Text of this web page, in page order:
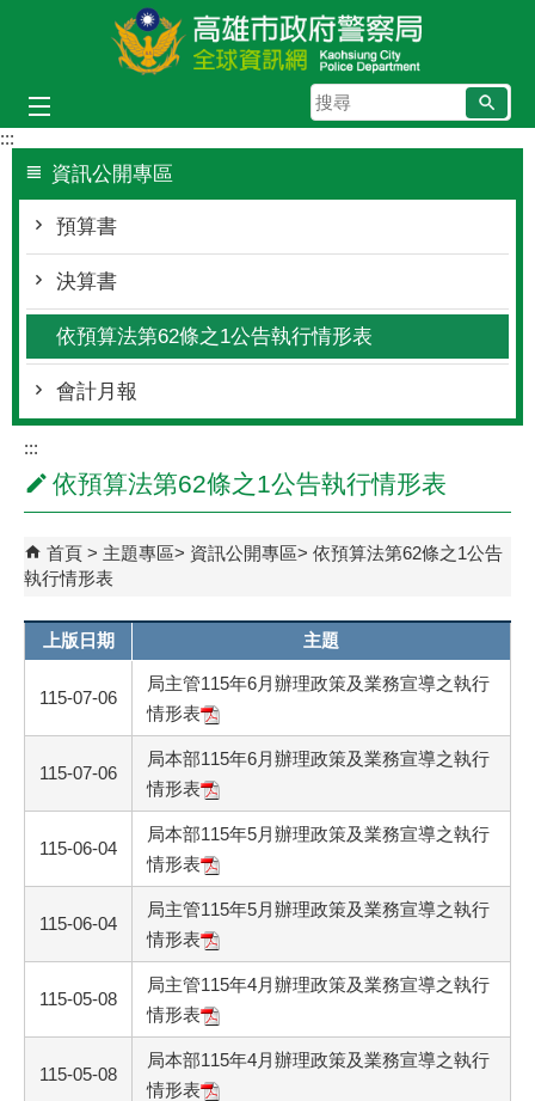
跳到主要內容區塊
搜
尋
:::
資訊公開專區
預算書
決算書
依預算法第62條之1公告執行情形表
會計月報
:::
依預算法第62條之1公告執行情形表
首頁 主題專區 資訊公開專區
依預算法第62條之1公告
執行情形表
上版日期 主題
115-07-06
局主管115年6月辦理政策及業務宣導之執行
情形表
115-07-06
局本部115年6月辦理政策及業務宣導之執行
情形表
115-06-04
局本部115年5月辦理政策及業務宣導之執行
情形表
115-06-04
局主管115年5月辦理政策及業務宣導之執行
情形表
115-05-08
局主管115年4月辦理政策及業務宣導之執行
情形表
115-05-08
局本部115年4月辦理政策及業務宣導之執行
情形表